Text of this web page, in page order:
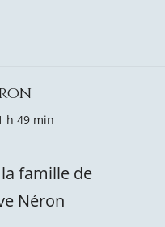
h 49 min
famille de
Néron